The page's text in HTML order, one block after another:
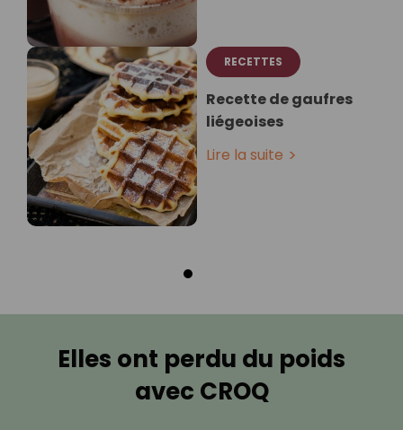
RECETTES
Recette de gaufres
liégeoises
Lire la suite
Elles ont perdu du poids
avec CROQ